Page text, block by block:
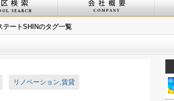
テートSHINのタグ一覧
リノベーション,賃貸